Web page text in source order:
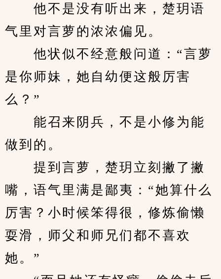
他不是没有听出来，楚玥语
气里对言萝的浓浓偏见。
他状似不经意般问道：“言萝
是你师妹，她自幼便这般厉害
么？”
能召来阴兵，不是小修为能
做到的。
提到言萝，楚玥立刻撇了撇
嘴，语气里满是鄙夷：“她算什么
厉害？小时候笨得很，修炼偷懒
耍滑，师父和师兄们都不喜欢
她。”